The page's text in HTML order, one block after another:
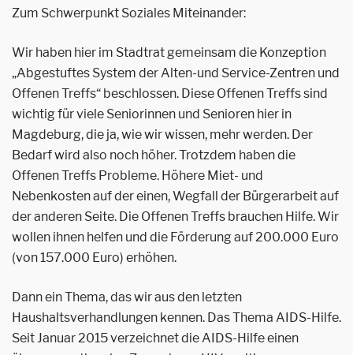
Zum Schwerpunkt Soziales Miteinander:
Wir haben hier im Stadtrat gemeinsam die Konzeption
„Abgestuftes System der Alten-und Service-Zentren und
Offenen Treffs“ beschlossen. Diese Offenen Treffs sind
wichtig für viele Seniorinnen und Senioren hier in
Magdeburg, die ja, wie wir wissen, mehr werden. Der
Bedarf wird also noch höher. Trotzdem haben die
Offenen Treffs Probleme. Höhere Miet- und
Nebenkosten auf der einen, Wegfall der Bürgerarbeit auf
der anderen Seite. Die Offenen Treffs brauchen Hilfe. Wir
wollen ihnen helfen und die Förderung auf 200.000 Euro
(von 157.000 Euro) erhöhen.
Dann ein Thema, das wir aus den letzten
Haushaltsverhandlungen kennen. Das Thema AIDS-Hilfe.
Seit Januar 2015 verzeichnet die AIDS-Hilfe einen